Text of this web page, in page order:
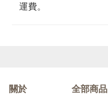
運費。
關於
全部商品